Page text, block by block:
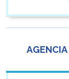
AGENCIA